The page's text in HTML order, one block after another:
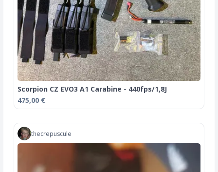
Scorpion CZ EVO3 A1 Carabine - 440fps/1,8J
475,00 €
thecrepuscule